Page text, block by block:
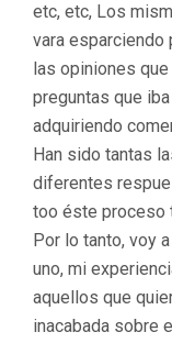
etc, etc, Los
vara esparciendo
las opiniones
preguntas que
adquiriendo
Han sido tantas
diferentes
too éste proceso
Por lo tanto, voy
uno, mi
aquellos que
inacabada sobre